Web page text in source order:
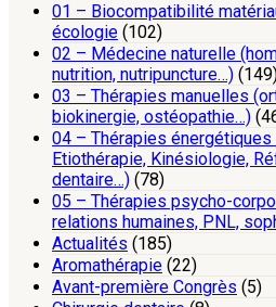
01 – Biocompatibilité
écologie (102)
02 – Médecine naturelle
nutrition, nutripuncture…)
03 – Thérapies manuelles
biokinergie, ostéopathie…)
04 – Thérapies
Etiothérapie, Kinésiologie,
dentaire…) (78)
05 – Thérapies psycho-
relations humaines, PNL,
Actualités (185)
Aromathérapie (22)
Avant-première Congrès (5)